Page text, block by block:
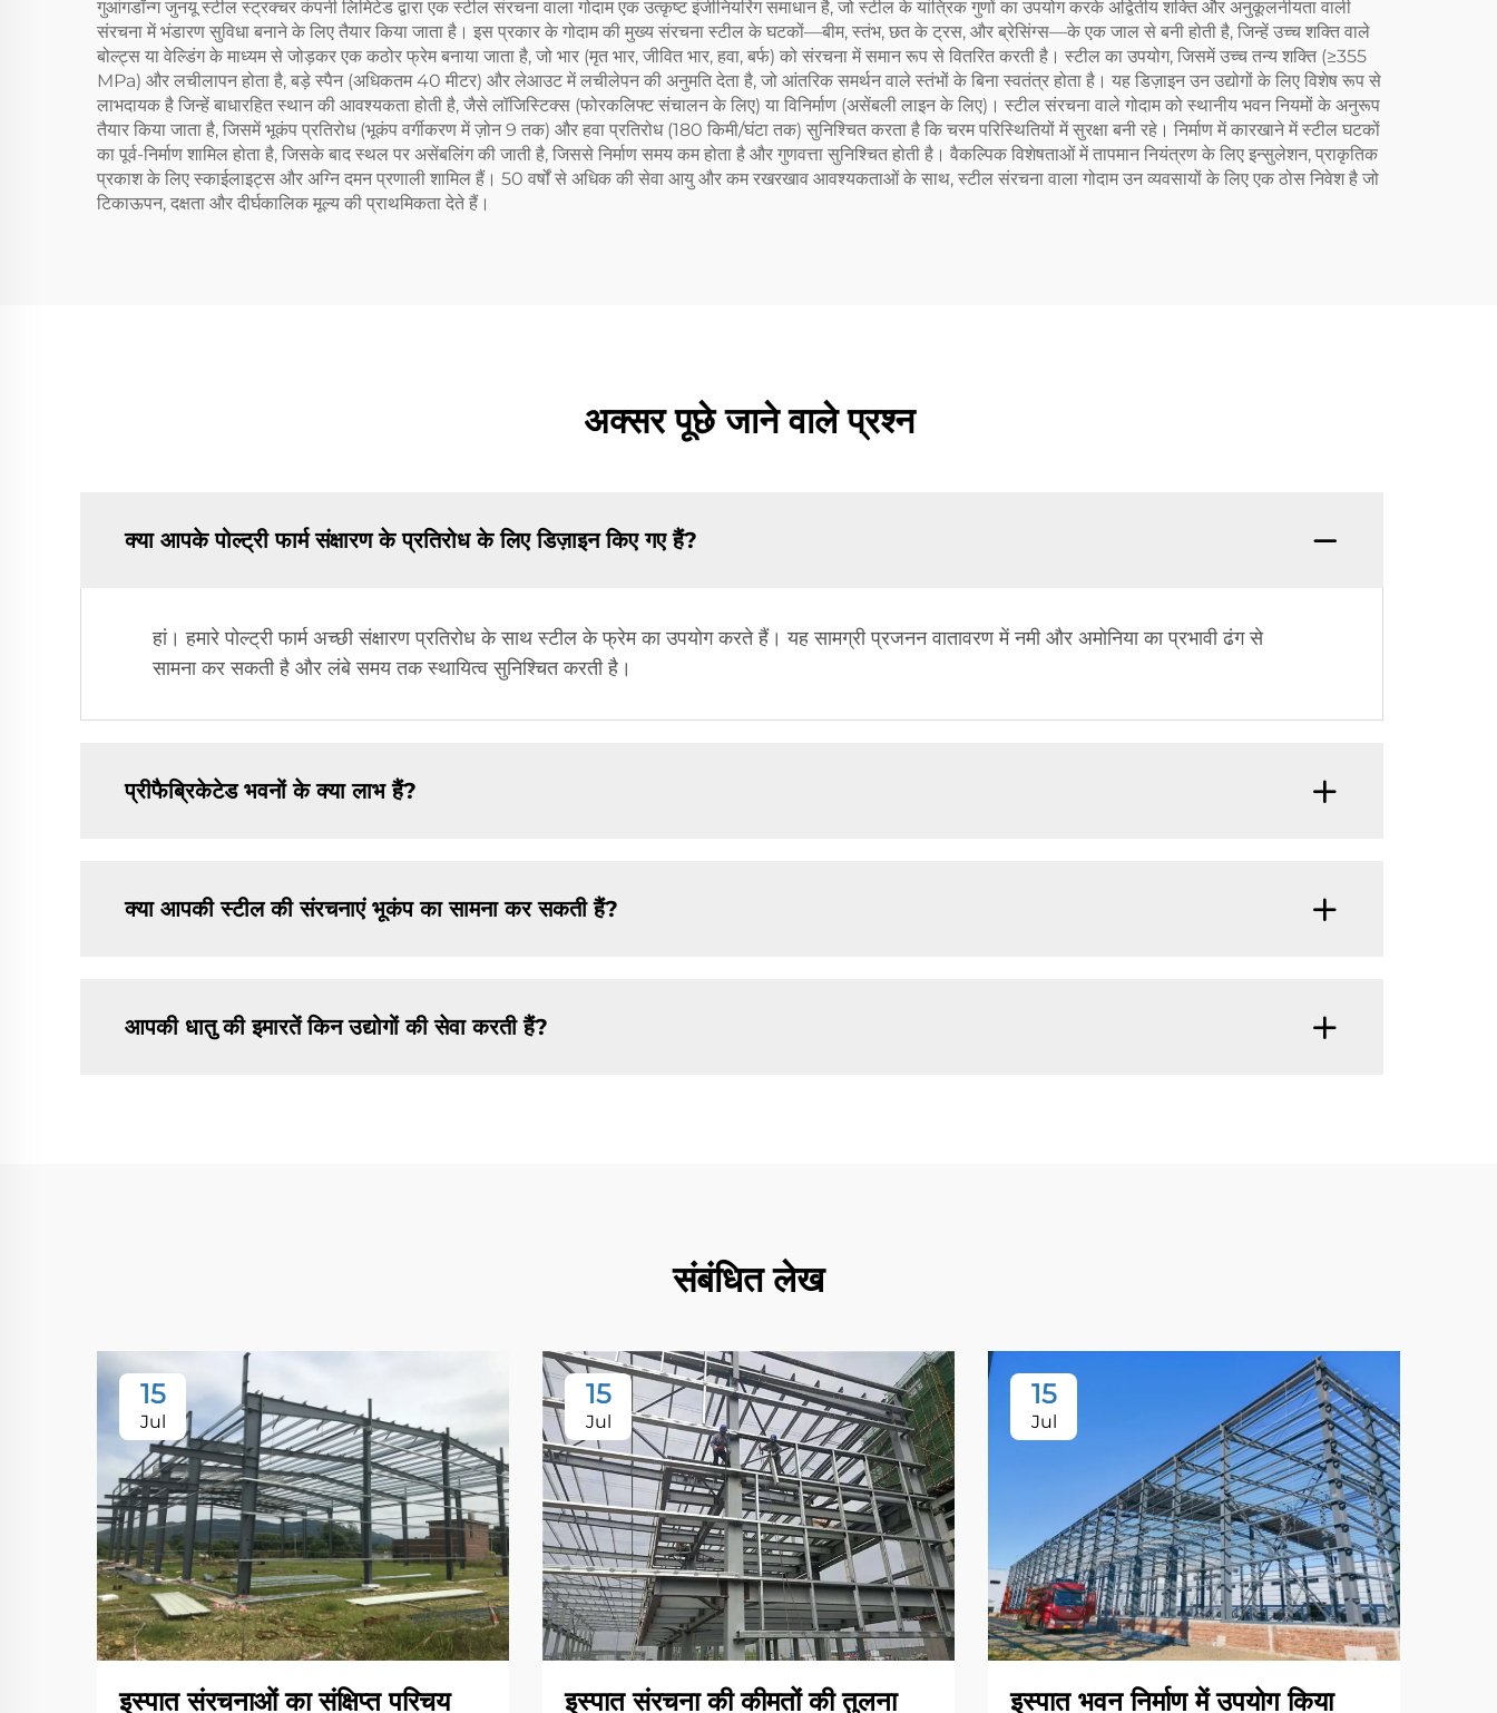
गुआंगडॉन्ग जुनयू स्टील स्ट्रक्चर कंपनी लिमिटेड द्वारा एक स्टील संरचना वाला गोदाम एक उत्कृष्ट इंजीनियरिंग समाधान है, जो स्टील के यांत्रिक गुणों का उपयोग करके अद्वितीय शक्ति और अनुकूलनीयता वाली
संरचना में भंडारण सुविधा बनाने के लिए तैयार किया जाता है। इस प्रकार के गोदाम की मुख्य संरचना स्टील के घटकों—बीम, स्तंभ, छत के ट्रस, और ब्रेसिंग्स—के एक जाल से बनी होती है, जिन्हें उच्च शक्ति वाले
बोल्ट्स या वेल्डिंग के माध्यम से जोड़कर एक कठोर फ्रेम बनाया जाता है, जो भार (मृत भार, जीवित भार, हवा, बर्फ) को संरचना में समान रूप से वितरित करती है। स्टील का उपयोग, जिसमें उच्च तन्य शक्ति (≥355
MPa) और लचीलापन होता है, बड़े स्पैन (अधिकतम 40 मीटर) और लेआउट में लचीलेपन की अनुमति देता है, जो आंतरिक समर्थन वाले स्तंभों के बिना स्वतंत्र होता है। यह डिज़ाइन उन उद्योगों के लिए विशेष रूप से
लाभदायक है जिन्हें बाधारहित स्थान की आवश्यकता होती है, जैसे लॉजिस्टिक्स (फोरकलिफ्ट संचालन के लिए) या विनिर्माण (असेंबली लाइन के लिए)। स्टील संरचना वाले गोदाम को स्थानीय भवन नियमों के अनुरूप
तैयार किया जाता है, जिसमें भूकंप प्रतिरोध (भूकंप वर्गीकरण में ज़ोन 9 तक) और हवा प्रतिरोध (180 किमी/घंटा तक) सुनिश्चित करता है कि चरम परिस्थितियों में सुरक्षा बनी रहे। निर्माण में कारखाने में स्टील घटकों
का पूर्व-निर्माण शामिल होता है, जिसके बाद स्थल पर असेंबलिंग की जाती है, जिससे निर्माण समय कम होता है और गुणवत्ता सुनिश्चित होती है। वैकल्पिक विशेषताओं में तापमान नियंत्रण के लिए इन्सुलेशन, प्राकृतिक
प्रकाश के लिए स्काईलाइट्स और अग्नि दमन प्रणाली शामिल हैं। 50 वर्षों से अधिक की सेवा आयु और कम रखरखाव आवश्यकताओं के साथ, स्टील संरचना वाला गोदाम उन व्यवसायों के लिए एक ठोस निवेश है जो
टिकाऊपन, दक्षता और दीर्घकालिक मूल्य की प्राथमिकता देते हैं।
अक्सर पूछे जाने वाले प्रश्न
क्या आपके पोल्ट्री फार्म संक्षारण के प्रतिरोध के लिए डिज़ाइन किए गए हैं?
हां। हमारे पोल्ट्री फार्म अच्छी संक्षारण प्रतिरोध के साथ स्टील के फ्रेम का उपयोग करते हैं। यह सामग्री प्रजनन वातावरण में नमी और अमोनिया का प्रभावी ढंग से
सामना कर सकती है और लंबे समय तक स्थायित्व सुनिश्चित करती है।
प्रीफैब्रिकेटेड भवनों के क्या लाभ हैं?
क्या आपकी स्टील की संरचनाएं भूकंप का सामना कर सकती हैं?
आपकी धातु की इमारतें किन उद्योगों की सेवा करती हैं?
संबंधित लेख
15
Jul
इस्पात संरचनाओं का संक्षिप्त परिचय
15
Jul
इस्पात संरचना की कीमतों की तुलना
15
Jul
इस्पात भवन निर्माण में उपयोग किया